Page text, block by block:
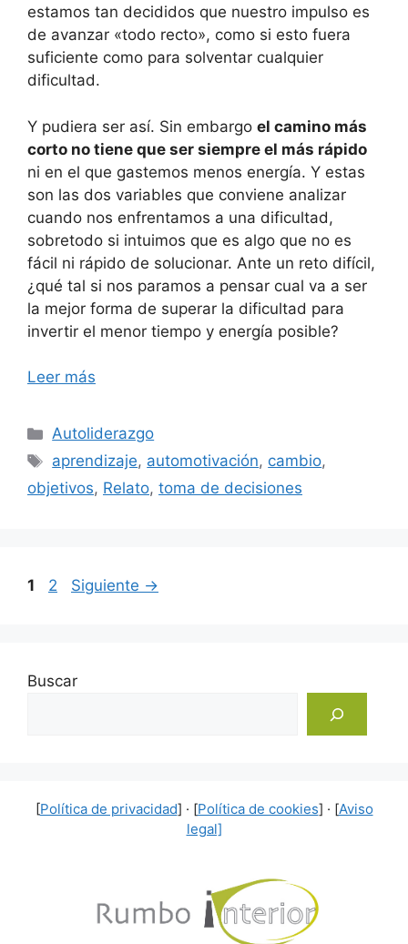
estamos tan decididos que nuestro impulso es
de avanzar «todo recto», como si esto fuera
suficiente como para solventar cualquier
dificultad.
Y pudiera ser así. Sin embargo el camino más
corto no tiene que ser siempre el más rápido
ni en el que gastemos menos energía. Y estas
son las dos variables que conviene analizar
cuando nos enfrentamos a una dificultad,
sobretodo si intuimos que es algo que no es
fácil ni rápido de solucionar. Ante un reto difícil,
¿qué tal si nos paramos a pensar cual va a ser
la mejor forma de superar la dificultad para
invertir el menor tiempo y energía posible?
Leer más
Categorías
Autoliderazgo
Etiquetas
aprendizaje, automotivación, cambio,
objetivos, Relato, toma de decisiones
Página
1 Página
2 Siguiente →
Buscar
[Política de privacidad] · [Política de cookies] · [Aviso
legal]